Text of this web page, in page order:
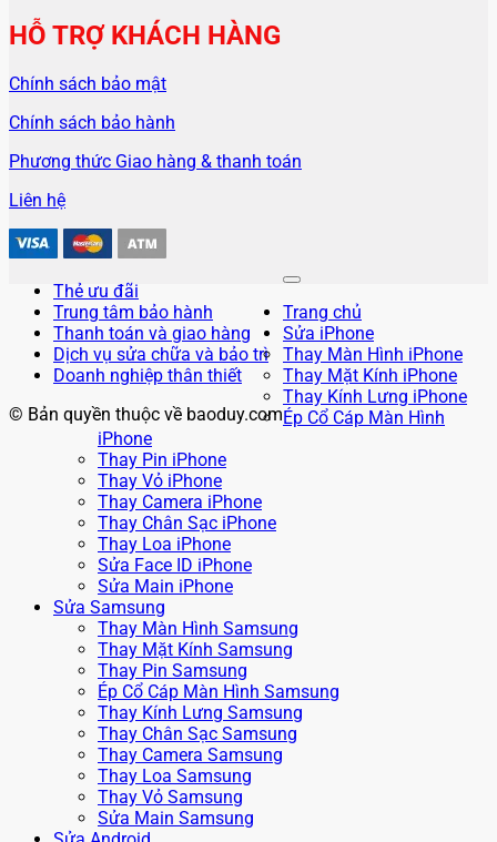
HỖ TRỢ KHÁCH HÀNG
Chính sách bảo mật
Chính sách bảo hành
Phương thức Giao hàng & thanh toán
Liên hệ
Thẻ ưu đãi
Trung tâm bảo hành
Thanh toán và giao hàng
Dịch vụ sửa chữa và bảo trì
Doanh nghiệp thân thiết
© Bản quyền thuộc về baoduy.com
Trang chủ
Sửa iPhone
Thay Màn Hình iPhone
Thay Mặt Kính iPhone
Thay Kính Lưng iPhone
Ép Cổ Cáp Màn Hình
iPhone
Thay Pin iPhone
Thay Vỏ iPhone
Thay Camera iPhone
Thay Chân Sạc iPhone
Thay Loa iPhone
Sửa Face ID iPhone
Sửa Main iPhone
Sửa Samsung
Thay Màn Hình Samsung
Thay Mặt Kính Samsung
Thay Pin Samsung
Ép Cổ Cáp Màn Hình Samsung
Thay Kính Lưng Samsung
Thay Chân Sạc Samsung
Thay Camera Samsung
Thay Loa Samsung
Thay Vỏ Samsung
Sửa Main Samsung